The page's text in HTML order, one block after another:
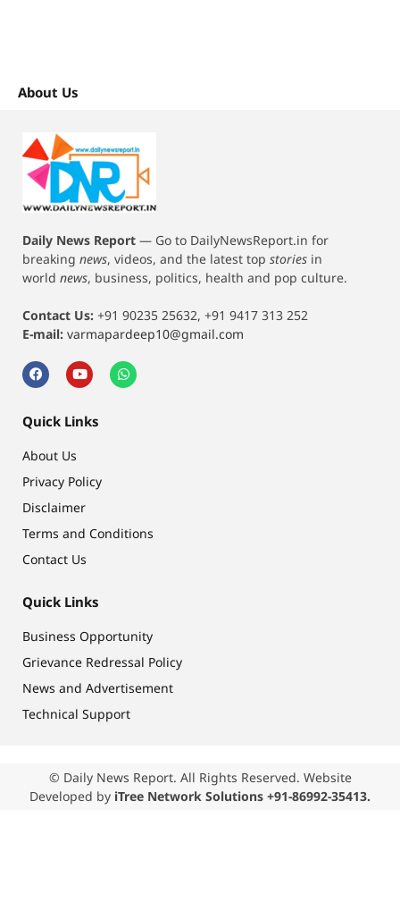
About Us
Daily News Report — Go to DailyNewsReport.in for
breaking news, videos, and the latest top stories in
world news, business, politics, health and pop culture.
Contact Us: +91 90235 25632, +91 9417 313 252
E-mail: varmapardeep10@gmail.com
Quick Links
About Us
Privacy Policy
Disclaimer
Terms and Conditions
Contact Us
Quick Links
Business Opportunity
Grievance Redressal Policy
News and Advertisement
Technical Support
© Daily News Report. All Rights Reserved. Website
Developed by iTree Network Solutions +91-86992-35413.